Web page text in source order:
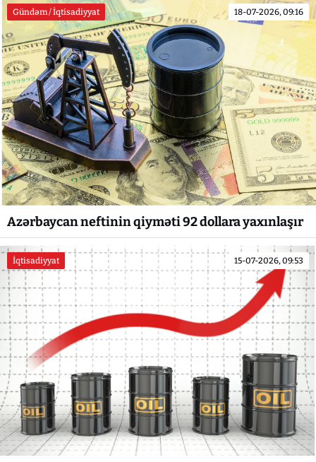
Gündəm / İqtisadiyyat 18-07-2026, 09:16
Azərbaycan neftinin qiyməti 92 dollara yaxınlaşır
İqtisadiyyat 15-07-2026, 09:53